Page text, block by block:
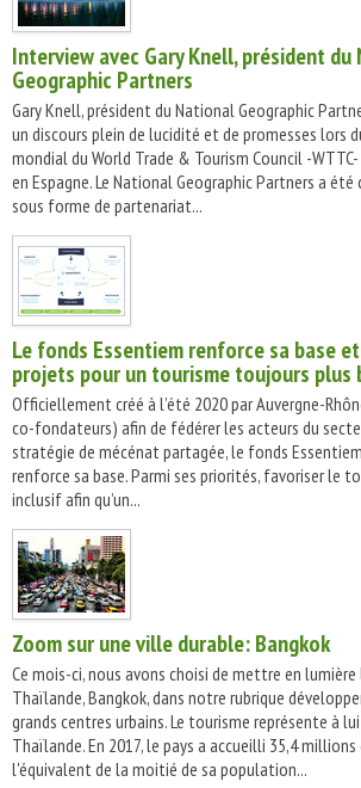
Interview avec Gary Knell, président
Geographic Partners
Gary Knell, président du National Geographic
un discours plein de lucidité et de promesses lors
mondial du World Trade & Tourism Council -
en Espagne. Le National Geographic Partners a
sous forme de partenariat...
Le fonds Essentiem renforce sa base
projets pour un tourisme toujours plus
Officiellement créé à l’été 2020 par Auvergne-
co-fondateurs) afin de fédérer les acteurs du
stratégie de mécénat partagée, le fonds
renforce sa base. Parmi ses priorités, favoriser le
inclusif afin qu’un...
Zoom sur une ville durable: Bangkok
Ce mois-ci, nous avons choisi de mettre en
Thaïlande, Bangkok, dans notre rubrique
grands centres urbains. Le tourisme représente à
Thaïlande. En 2017, le pays a accueilli 35,4
l'équivalent de la moitié de sa population...